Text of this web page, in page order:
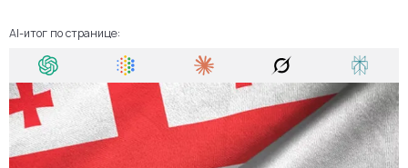
AI-итог по странице: